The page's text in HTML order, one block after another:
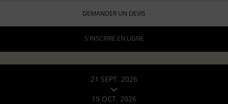
DEMANDER UN DEVIS
S'INSCRIRE EN LIGNE
21 SEPT. 2026
19 OCT. 2026